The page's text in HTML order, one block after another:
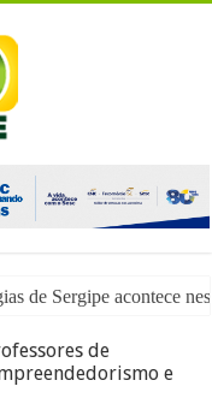
de Sergipe acontece
de
e